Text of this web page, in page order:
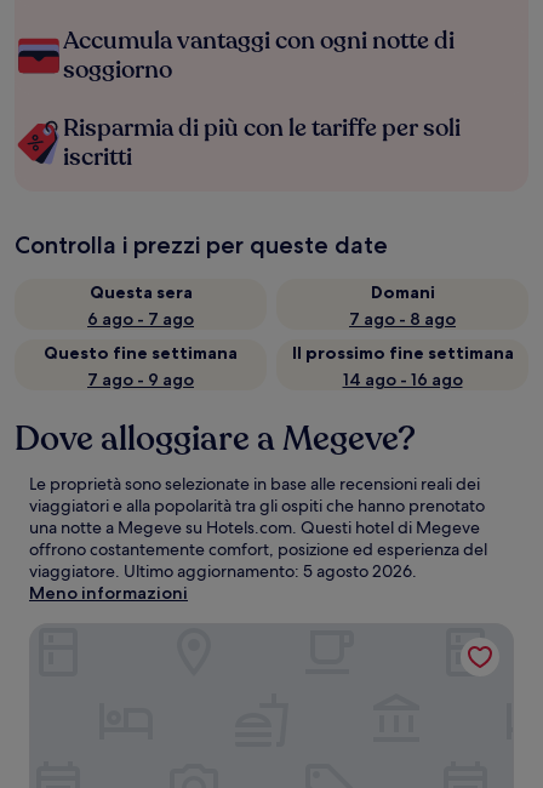
Accumula vantaggi con ogni notte di
soggiorno
Risparmia di più con le tariffe per soli
iscritti
Controlla i prezzi per queste date
Questa sera
6 ago - 7 ago
Domani
7 ago - 8 ago
Questo fine settimana
7 ago - 9 ago
Il prossimo fine settimana
14 ago - 16 ago
Dove alloggiare a Megeve?
Le proprietà sono selezionate in base alle recensioni reali dei
viaggiatori e alla popolarità tra gli ospiti che hanno prenotato
una notte a Megeve su Hotels.com. Questi hotel di Megeve
offrono costantemente comfort, posizione ed esperienza del
viaggiatore. Ultimo aggiornamento: 5 agosto 2026.
Meno informazioni